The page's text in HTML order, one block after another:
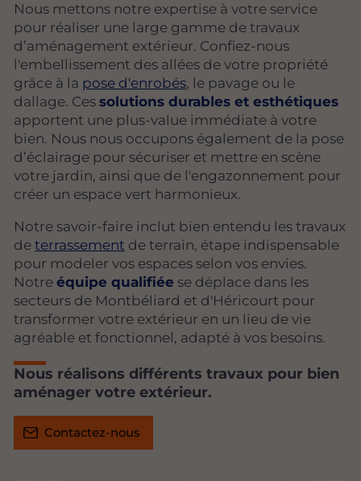
Nous mettons notre expertise à votre service
pour réaliser une large gamme de travaux
d’aménagement extérieur. Confiez-nous
l'embellissement des allées de votre propriété
grâce à la pose d'enrobés, le pavage ou le
dallage. Ces solutions durables et esthétiques
apportent une plus-value immédiate à votre
bien. Nous nous occupons également de la pose
d’éclairage pour sécuriser et mettre en scène
votre jardin, ainsi que de l'engazonnement pour
créer un espace vert harmonieux.
Notre savoir-faire inclut bien entendu les travaux
de terrassement de terrain, étape indispensable
pour modeler vos espaces selon vos envies.
Notre équipe qualifiée se déplace dans les
secteurs de Montbéliard et d'Héricourt pour
transformer votre extérieur en un lieu de vie
agréable et fonctionnel, adapté à vos besoins.
Nous réalisons différents travaux pour bien
aménager votre extérieur.
Contactez-nous